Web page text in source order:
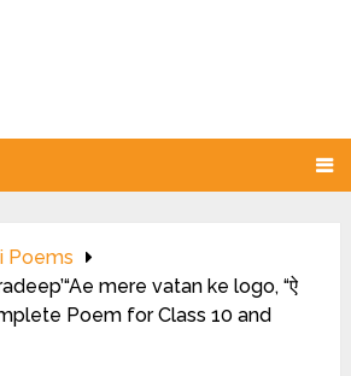
Poems
mere vatan ke logo, “ऐ
Poem for Class 10 and